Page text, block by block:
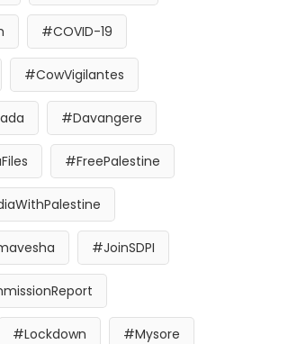
#COVID-19
#CowVigilantes
#Davangere
#FreePalestine
#JoinSDPI
#Lockdown #Mysore